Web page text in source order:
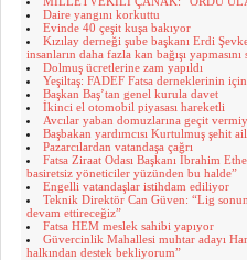
Daire yangını korkuttu
Evinde 40 çeşit kuşa bakıyor
Kızılay derneği şube başkanı Erdi
insanların daha fazla kan bağışı yapmasını
Dolmuş ücretlerine zam yapıldı
Yeşiltaş: FADEF Fatsa derneklerinin
Başkan Baş’tan genel kurula davet
İkinci el otomobil piyasası hareketli
Avcılar yaban domuzlarına geçit
Başbakan yardımcısı Kurtulmuş şehit
Pazarcılardan vatandaşa çağrı
Fatsa Ziraat Odası Başkanı İbrahim
basiretsiz yöneticiler yüzünden bu halde”
Engelli vatandaşlar istihdam ediliyor
Teknik Direktör Can Güven: “Lig
devam ettireceğiz”
Fatsa HEM meslek sahibi yapıyor
Güvercinlik Mahallesi muhtar adayı
halkından destek bekliyorum”